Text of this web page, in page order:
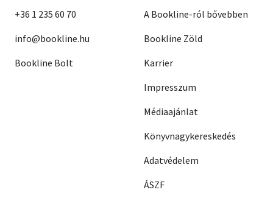
+36 1 235 60 70
info@bookline.hu
Bookline Bolt
A Bookline-ról bővebben
Bookline Zöld
Karrier
Impresszum
Médiaajánlat
Könyvnagykereskedés
Adatvédelem
ÁSZF